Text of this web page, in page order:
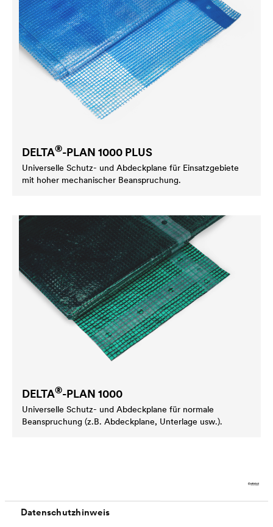
Datenschutzhinweis
DELTA®-PLAN 1000 PLUS
Universelle Schutz- und Abdeckplane für Einsatzgebiete
mit hoher mechanischer Beanspruchung.
DELTA®-PLAN 1000
Universelle Schutz- und Abdeckplane für normale
Beanspruchung (z.B. Abdeckplane, Unterlage usw.).